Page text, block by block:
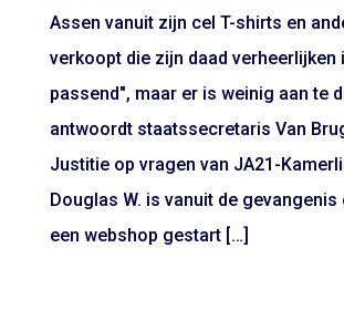
Assen vanuit zijn cel T-shirts en
verkoopt die zijn daad verheerlijken
passend", maar er is weinig aan te
antwoordt staatssecretaris Van
Justitie op vragen van JA21-
Douglas W. is vanuit de gevangenis
een webshop gestart […]